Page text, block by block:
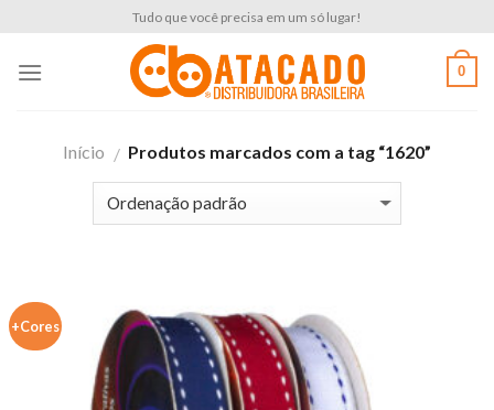
content
Tudo que você precisa em um só lugar!
0
Início / Produtos marcados com a tag “1620”
+Cores